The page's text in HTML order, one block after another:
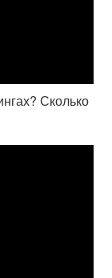
Сколько